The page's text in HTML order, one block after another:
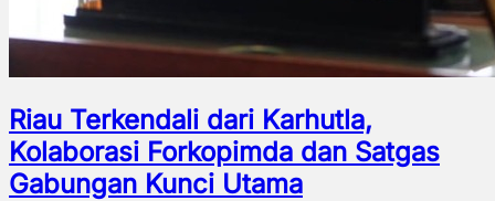
Riau Terkendali dari Karhutla,
Kolaborasi Forkopimda dan Satgas
Gabungan Kunci Utama